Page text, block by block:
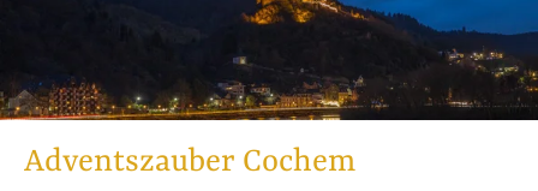
Adventszauber Cochem